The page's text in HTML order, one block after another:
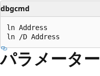
dbgcmd
ln Address
パラメーター